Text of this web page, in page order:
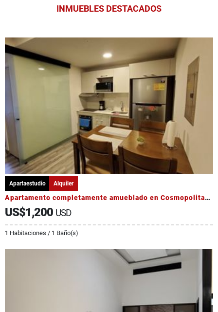
INMUEBLES DESTACADOS
Apartaestudio Alquiler
Apartamento completamente amueblado en Cosmopolitan Tower
US$1,200 USD
1 Habitaciones / 1 Baño(s)